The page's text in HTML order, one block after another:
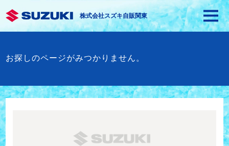
株式会社スズキ自販関東
お探しのページがみつかりません。